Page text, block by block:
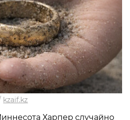
kzaif.kz
Харпер случайно